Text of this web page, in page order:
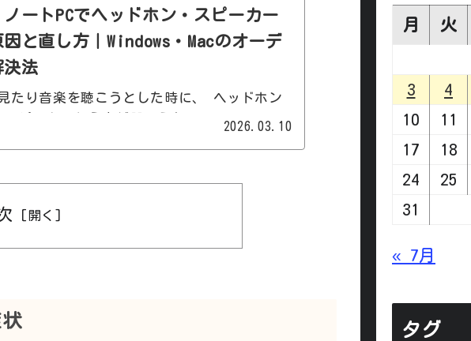
ートPCでヘッドホン・スピーカー
と直し方｜Windows・Macのオーデ
決法
音楽を聴こうとした時に、 ヘッドホン
スピーカーから音が聞こえない Bluetoothヘ
どです。 この記事ではノートPC
2026.03.10
月 火
3
4
10
11
17
18
24
25
31
« 7月
タグ